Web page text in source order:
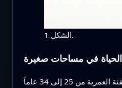
الشكل 1.
الحياة في مساحات صغيرة
يركز المؤلفون على الفئة العمرية من 25 إلى 34 عاماً